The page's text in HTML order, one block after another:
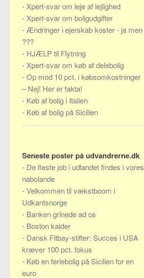
- Xpert-svar om leje af lejlighed
- Xpert-svar om boligudgifter
-Ændringer i ejerskab koster - ja men
???
- HJÆLP til Flytning
- Xpert-svar om køb af delebolig
-Op mod 10 pct. i købsomkostninger
– Nej! Her er fakta!
- Køb af bolig i Italien
- Køb af bolig på Sicilien
Seneste poster på udvandrerne.dk
- De fleste job i udlandet findes i vores
nabolande
-Velkommen til vækstboom i
Udkantsnorge
- Banken grinede ad os
- Boston kalder
- Dansk Fitbay-stifter: Succes i USA
kræver 100 pct. fokus
- Køb en feriebolig på Sicilien for en
euro